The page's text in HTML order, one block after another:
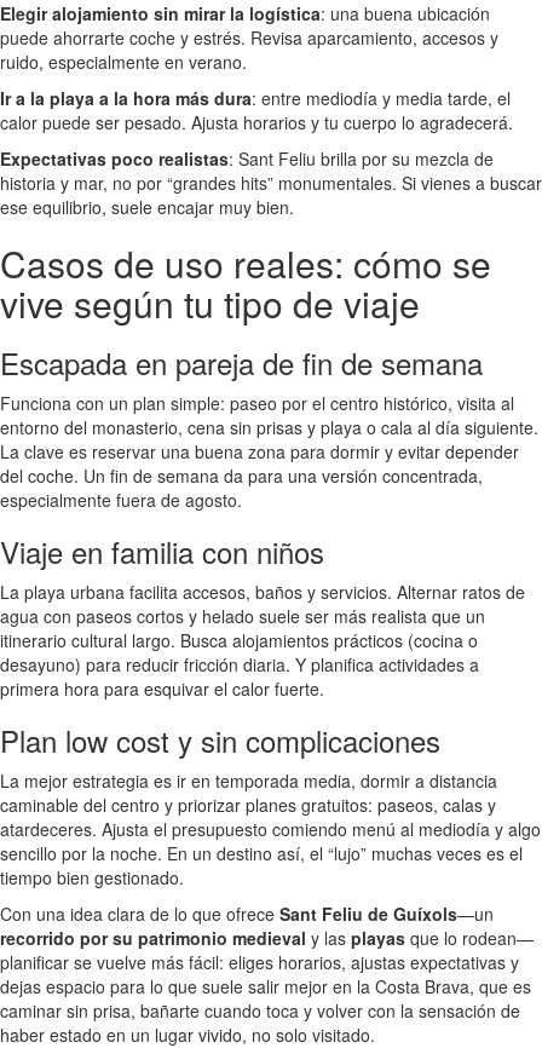
Elegir alojamiento sin mirar la logística: una buena ubicación
puede ahorrarte coche y estrés. Revisa aparcamiento, accesos y
ruido, especialmente en verano.
Ir a la playa a la hora más dura: entre mediodía y media tarde, el
calor puede ser pesado. Ajusta horarios y tu cuerpo lo agradecerá.
Expectativas poco realistas: Sant Feliu brilla por su mezcla de
historia y mar, no por “grandes hits” monumentales. Si vienes a buscar
ese equilibrio, suele encajar muy bien.
Casos de uso reales: cómo se
vive según tu tipo de viaje
Escapada en pareja de fin de semana
Funciona con un plan simple: paseo por el centro histórico, visita al
entorno del monasterio, cena sin prisas y playa o cala al día siguiente.
La clave es reservar una buena zona para dormir y evitar depender
del coche. Un fin de semana da para una versión concentrada,
especialmente fuera de agosto.
Viaje en familia con niños
La playa urbana facilita accesos, baños y servicios. Alternar ratos de
agua con paseos cortos y helado suele ser más realista que un
itinerario cultural largo. Busca alojamientos prácticos (cocina o
desayuno) para reducir fricción diaria. Y planifica actividades a
primera hora para esquivar el calor fuerte.
Plan low cost y sin complicaciones
La mejor estrategia es ir en temporada media, dormir a distancia
caminable del centro y priorizar planes gratuitos: paseos, calas y
atardeceres. Ajusta el presupuesto comiendo menú al mediodía y algo
sencillo por la noche. En un destino así, el “lujo” muchas veces es el
tiempo bien gestionado.
Con una idea clara de lo que ofrece Sant Feliu de Guíxols—un
recorrido por su patrimonio medieval y las playas que lo rodean—
planificar se vuelve más fácil: eliges horarios, ajustas expectativas y
dejas espacio para lo que suele salir mejor en la Costa Brava, que es
caminar sin prisa, bañarte cuando toca y volver con la sensación de
haber estado en un lugar vivido, no solo visitado.